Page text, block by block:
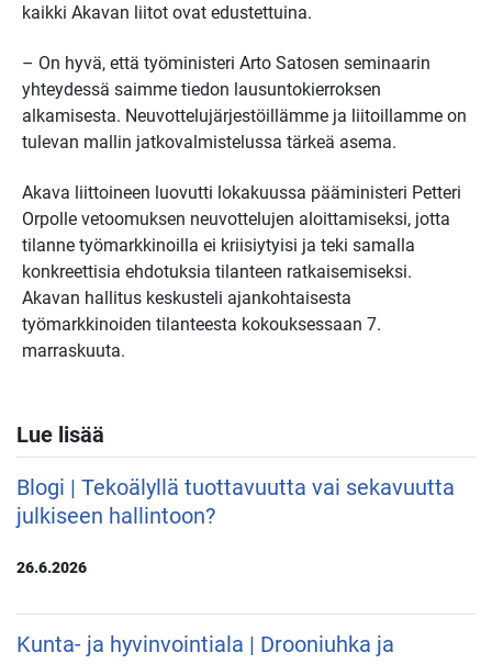
kaikki Akavan liitot ovat edustettuina.
– On hyvä, että työministeri Arto Satosen seminaarin
yhteydessä saimme tiedon lausuntokierroksen
alkamisesta. Neuvottelujärjestöillämme ja liitoillamme on
tulevan mallin jatkovalmistelussa tärkeä asema.
Akava liittoineen luovutti lokakuussa pääministeri Petteri
Orpolle vetoomuksen neuvottelujen aloittamiseksi, jotta
tilanne työmarkkinoilla ei kriisiytyisi ja teki samalla
konkreettisia ehdotuksia tilanteen ratkaisemiseksi.
Akavan hallitus keskusteli ajankohtaisesta
työmarkkinoiden tilanteesta kokouksessaan 7.
marraskuuta.
Lue lisää
Blogi | Tekoälyllä tuottavuutta vai sekavuutta
julkiseen hallintoon?
26.6.2026
Kunta- ja hyvinvointiala | Drooniuhka ja